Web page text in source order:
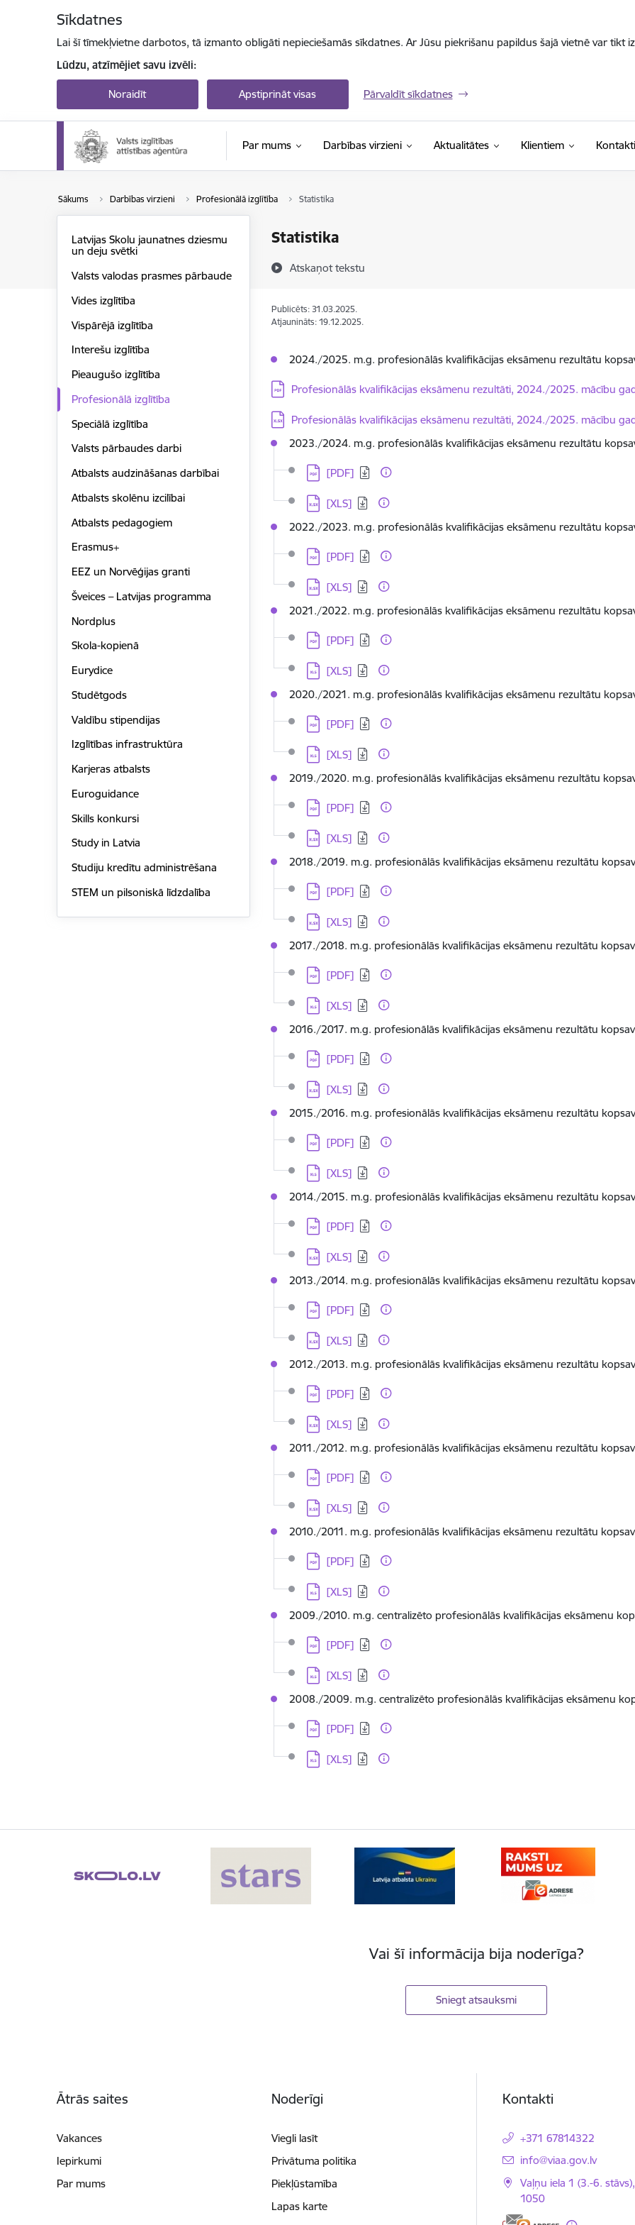
Sīkdatnes
Lai šī tīmekļvietne darbotos, tā izmanto obligāti nepieciešamās sīkdatnes. Ar Jūsu piekrišanu papildus šajā vietnē var tikt
Lūdzu, atzīmējiet savu izvēli:
Noraidīt Apstiprināt visas Pārvaldīt sīkdatnes
Par mums Darbības virzieni Aktualitātes Klientiem Kontakti
Sākums Darbības virzieni Profesionālā izglītība Statistika
Statistika
Atskaņot tekstu
Latvijas Skolu jaunatnes dziesmu
un deju svētki
Valsts valodas prasmes pārbaude
Vides izglītība
Vispārējā izglītība
Interešu izglītība
Pieaugušo izglītība
Profesionālā izglītība
Speciālā izglītība
Valsts pārbaudes darbi
Atbalsts audzināšanas darbībai
Atbalsts skolēnu izcilībai
Atbalsts pedagogiem
Erasmus+
EEZ un Norvēģijas granti
Šveices – Latvijas programma
Nordplus
Skola-kopienā
Eurydice
Studētgods
Valdību stipendijas
Izglītības infrastruktūra
Karjeras atbalsts
Euroguidance
Skills konkursi
Study in Latvia
Studiju kredītu administrēšana
STEM un pilsoniskā līdzdalība
Publicēts: 31.03.2025.
Atjaunināts: 19.12.2025.
2024./2025. m.g. profesionālās kvalifikācijas eksāmenu rezultātu
Lejupielādēt:
Profesionālās kvalifikācijas eksāmenu rezultāti, 2024./2025. mācību
Lejupielādēt:
Profesionālās kvalifikācijas eksāmenu rezultāti, 2024./2025. mācību
2023./2024. m.g. profesionālās kvalifikācijas eksāmenu rezultātu
Lejupielādēt:
[PDF]
Lejupielādēt:
[XLS]
2022./2023. m.g. profesionālās kvalifikācijas eksāmenu rezultātu
Lejupielādēt:
[PDF]
Lejupielādēt:
[XLS]
2021./2022. m.g. profesionālās kvalifikācijas eksāmenu rezultātu
Lejupielādēt:
[PDF]
Lejupielādēt:
[XLS]
2020./2021. m.g. profesionālās kvalifikācijas eksāmenu rezultātu
Lejupielādēt:
[PDF]
Lejupielādēt:
[XLS]
2019./2020. m.g. profesionālās kvalifikācijas eksāmenu rezultātu
Lejupielādēt:
[PDF]
Lejupielādēt:
[XLS]
2018./2019. m.g. profesionālās kvalifikācijas eksāmenu rezultātu
Lejupielādēt:
[PDF]
Lejupielādēt:
[XLS]
2017./2018. m.g. profesionālās kvalifikācijas eksāmenu rezultātu
Lejupielādēt:
[PDF]
Lejupielādēt:
[XLS]
2016./2017. m.g. profesionālās kvalifikācijas eksāmenu rezultātu
Lejupielādēt:
[PDF]
Lejupielādēt:
[XLS]
2015./2016. m.g. profesionālās kvalifikācijas eksāmenu rezultātu
Lejupielādēt:
[PDF]
Lejupielādēt:
[XLS]
2014./2015. m.g. profesionālās kvalifikācijas eksāmenu rezultātu
Lejupielādēt:
[PDF]
Lejupielādēt:
[XLS]
2013./2014. m.g. profesionālās kvalifikācijas eksāmenu rezultātu
Lejupielādēt:
[PDF]
Lejupielādēt:
[XLS]
2012./2013. m.g. profesionālās kvalifikācijas eksāmenu rezultātu
Lejupielādēt:
[PDF]
Lejupielādēt:
[XLS]
2011./2012. m.g. profesionālās kvalifikācijas eksāmenu rezultātu
Lejupielādēt:
[PDF]
Lejupielādēt:
[XLS]
2010./2011. m.g. profesionālās kvalifikācijas eksāmenu rezultātu
Lejupielādēt:
[PDF]
Lejupielādēt:
[XLS]
2009./2010. m.g. centralizēto profesionālās kvalifikācijas eksāmenu
Lejupielādēt:
[PDF]
Lejupielādēt:
[XLS]
2008./2009. m.g. centralizēto profesionālās kvalifikācijas eksāmenu
Lejupielādēt:
[PDF]
Lejupielādēt:
[XLS]
Vai šī informācija bija noderīga?
Sniegt atsauksmi
Ātrās saites
Vakances
Iepirkumi
Par mums
Noderīgi
Viegli lasīt
Privātuma politika
Piekļūstamība
Lapas karte
Kontakti
+371 67814322
E-pasts:
info@viaa.gov.lv
Vaļņu iela 1 (3.-6.
1050